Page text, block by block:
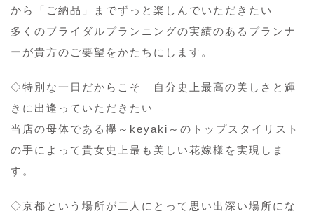
から「ご納品」までずっと楽しんでいただきたい
多くのブライダルプランニングの実績のあるプランナ
ーが貴方のご要望をかたちにします。
◇特別な一日だからこそ 自分史上最高の美しさと輝
きに出逢っていただきたい
当店の母体である欅～keyaki～のトップスタイリスト
の手によって貴女史上最も美しい花嫁様を実現しま
す。
◇京都という場所が二人にとって思い出深い場所にな